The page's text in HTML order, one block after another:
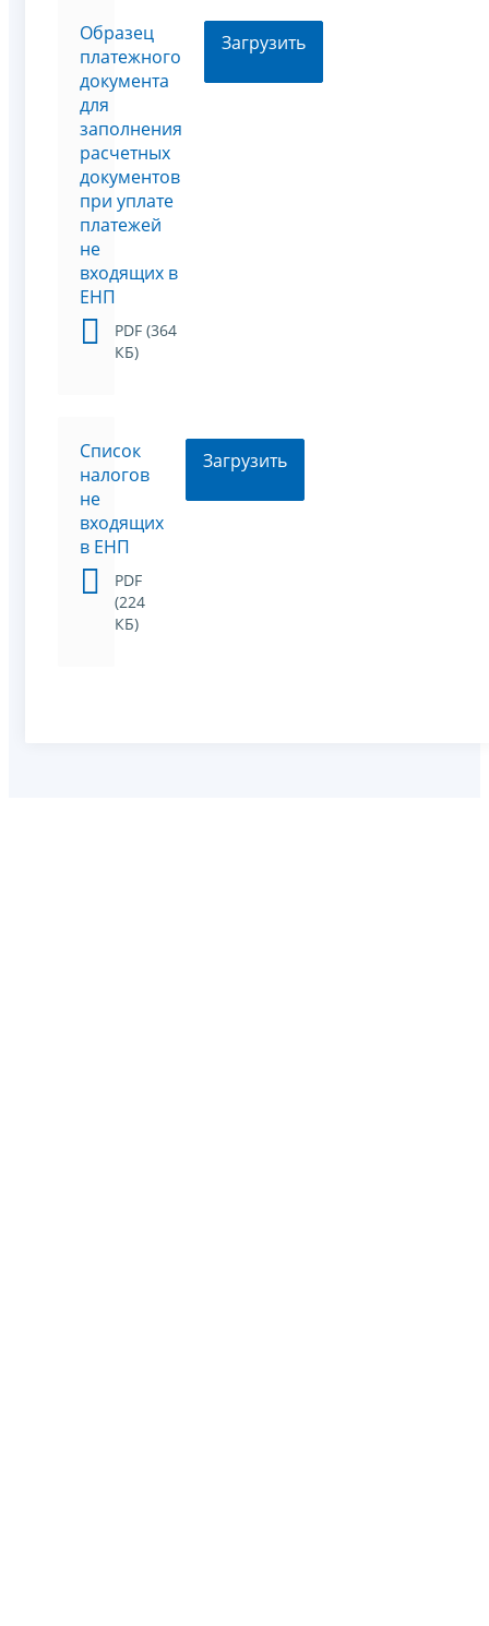
Образец
платежного
документа
для
заполнения
расчетных
документов
при уплате
платежей
не
входящих в
ЕНП
PDF (364
КБ)
Загрузить
Список
налогов
не
входящих
в ЕНП
PDF
(224
КБ)
Загрузить